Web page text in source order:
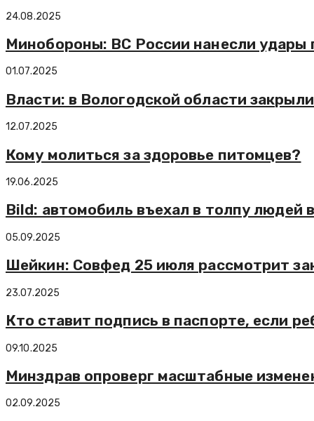
24.08.2025
Минобороны: ВС России нанесли
01.07.2025
Власти: в Вологодской области
12.07.2025
Кому молиться за здоровье питомцев?
19.06.2025
Bild: автомобиль въехал в толпу людей
05.09.2025
Шейкин: Совфед 25 июля рассмотрит
23.07.2025
Кто ставит подпись в паспорте, если
09.10.2025
Минздрав опроверг масштабные
02.09.2025